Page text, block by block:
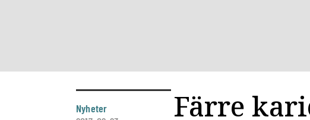
Nyheter
Färre